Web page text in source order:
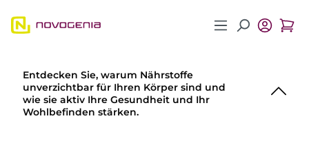
Zum Hauptinhalt springen
Entdecken Sie, warum Nährstoffe
unverzichtbar für Ihren Körper sind und
wie sie aktiv Ihre Gesundheit und Ihr
Wohlbefinden stärken.